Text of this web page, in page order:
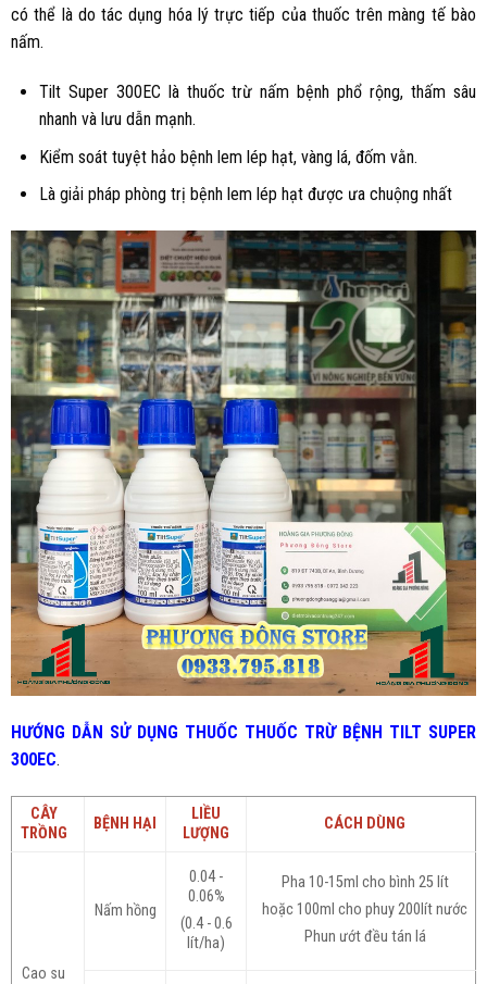
có thể là do tác dụng hóa lý trực tiếp của thuốc trên màng tế bào
nấm.
Tilt Super 300EC là thuốc trừ nấm bệnh phổ rộng, thấm sâu
nhanh và lưu dẫn mạnh.
Kiểm soát tuyệt hảo bệnh lem lép hạt, vàng lá, đốm vằn.
Là giải pháp phòng trị bệnh lem lép hạt được ưa chuộng nhất
HƯỚNG DẪN SỬ DỤNG THUỐC THUỐC TRỪ BỆNH TILT SUPER
300EC.
CÂY
TRỒNG
BỆNH HẠI
LIỀU
LƯỢNG
CÁCH DÙNG
Cao su
Nấm hồng
0.04 -
0.06%
(0.4 - 0.6
lít/ha)
Pha 10-15ml cho bình 25 lít
hoặc 100ml cho phuy 200lít nước
Phun ướt đều tán lá